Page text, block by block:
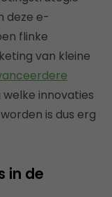
deze e-
flinke
van kleine
innovaties
is dus erg
in de